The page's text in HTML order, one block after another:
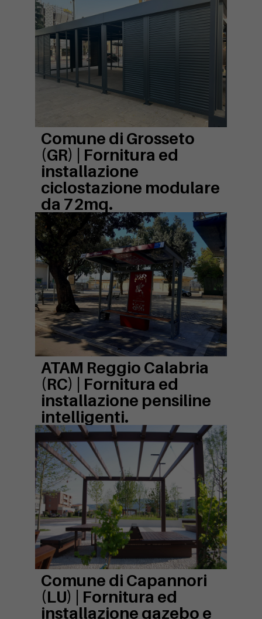
Comune di Grosseto
(GR) | Fornitura ed
installazione
ciclostazione modulare
da 72mq.
ATAM Reggio Calabria
(RC) | Fornitura ed
installazione pensiline
intelligenti.
Comune di Capannori
(LU) | Fornitura ed
installazione gazebo e